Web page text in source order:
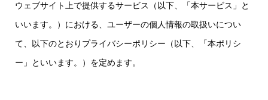
ウェブサイト上で提供するサービス（以下、「本サービス」と
いいます。）における、ユーザーの個人情報の取扱いについ
て、以下のとおりプライバシーポリシー（以下、「本ポリシ
ー」といいます。）を定めます。